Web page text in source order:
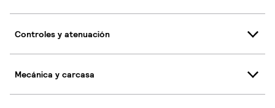
Controles y atenuación
Mecánica y carcasa